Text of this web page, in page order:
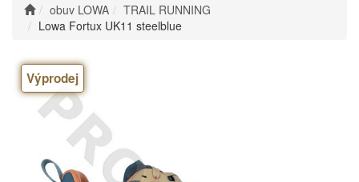
obuv LOWA
TRAIL RUNNING
Lowa Fortux UK11 steelblue
Výprodej